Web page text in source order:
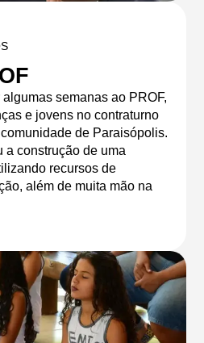
semanas ao PROF,
e jovens no contraturno
de Paraisópolis.
a construção de uma
recursos de
além de muita mão na